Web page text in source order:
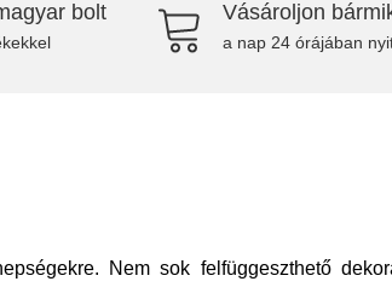
bolt Vásároljon
a nap 24 órájában
Nem sok felfüggeszthető